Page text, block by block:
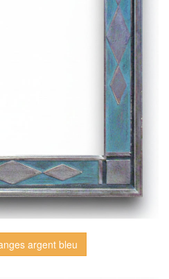
argent bleu